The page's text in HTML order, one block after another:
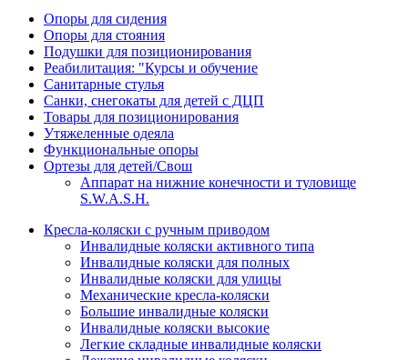
Опоры для сидения
Опоры для стояния
Подушки для позиционирования
Реабилитация: "Курсы и обучение
Санитарные стулья
Санки, снегокаты для детей с ДЦП
Товары для позиционирования
Утяжеленные одеяла
Функциональные опоры
Ортезы для детей/Свош
Аппарат на нижние конечности и туловище
S.W.A.S.H.
Кресла-коляски с ручным приводом
Инвалидные коляски активного типа
Инвалидные коляски для полных
Инвалидные коляски для улицы
Механические кресла-коляски
Большие инвалидные коляски
Инвалидные коляски высокие
Легкие складные инвалидные коляски